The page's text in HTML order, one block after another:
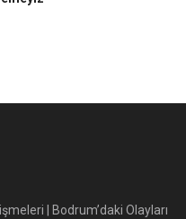
| Bodrum’daki Olayları